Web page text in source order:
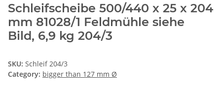
Schleifscheibe 500/440 x 25 x 204
mm 81028/1 Feldmühle siehe
Bild, 6,9 kg 204/3
SKU: Schleif 204/3
Category: bigger than 127 mm Ø